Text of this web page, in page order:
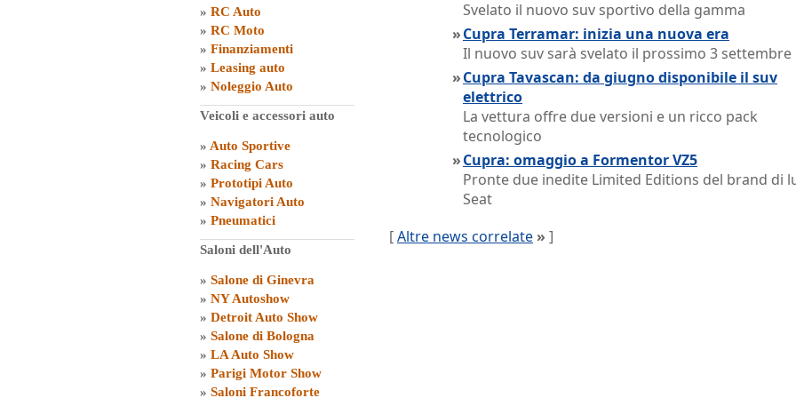
» RC Auto
» RC Moto
» Finanziamenti
» Leasing auto
» Noleggio Auto
Veicoli e accessori auto
» Auto Sportive
» Racing Cars
» Prototipi Auto
» Navigatori Auto
» Pneumatici
Saloni dell'Auto
» Salone di Ginevra
» NY Autoshow
» Detroit Auto Show
» Salone di Bologna
» LA Auto Show
» Parigi Motor Show
» Saloni Francoforte
Svelato il nuovo suv sportivo della gamma
»Cupra Terramar: inizia una nuova era
Il nuovo suv sarà svelato il prossimo 3 settembre
»Cupra Tavascan: da giugno disponibile il suv
elettrico
La vettura offre due versioni e un ricco pack
tecnologico
»Cupra: omaggio a Formentor VZ5
Pronte due inedite Limited Editions del brand di
Seat
[Altre news correlate » ]